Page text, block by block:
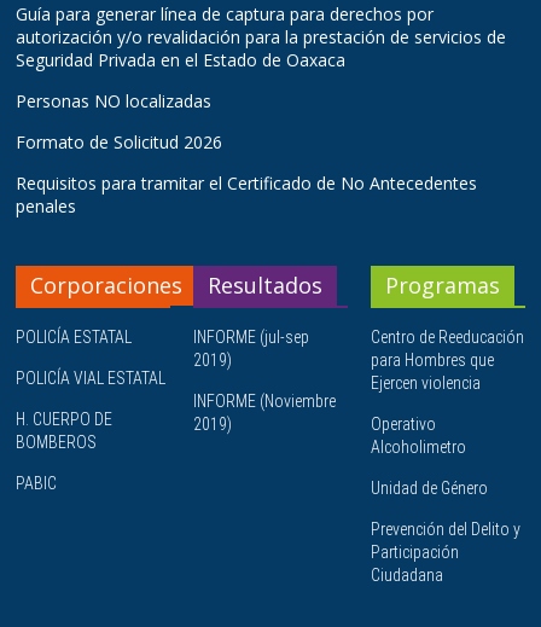
Guía para generar línea de captura para derechos por
autorización y/o revalidación para la prestación de servicios de
Seguridad Privada en el Estado de Oaxaca
Personas NO localizadas
Formato de Solicitud 2026
Requisitos para tramitar el Certificado de No Antecedentes
penales
Corporaciones
POLICÍA ESTATAL
POLICÍA VIAL ESTATAL
H. CUERPO DE
BOMBEROS
PABIC
Resultados
INFORME (jul-sep
2019)
INFORME (Noviembre
2019)
Programas
Centro de Reeducación
para Hombres que
Ejercen violencia
Operativo
Alcoholimetro
Unidad de Género
Prevención del Delito y
Participación
Ciudadana